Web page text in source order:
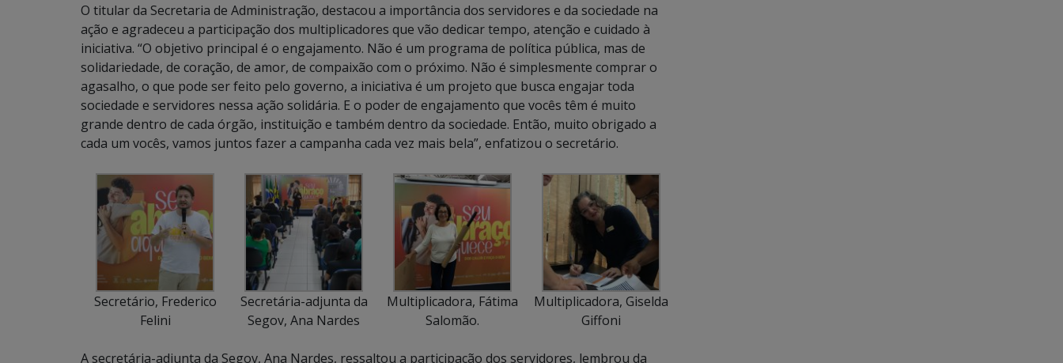
O titular da Secretaria de Administração, destacou a importância dos servidores e da sociedade na
ação e agradeceu a participação dos multiplicadores que vão dedicar tempo, atenção e cuidado à
iniciativa. “O objetivo principal é o engajamento. Não é um programa de política pública, mas de
solidariedade, de coração, de amor, de compaixão com o próximo. Não é simplesmente comprar o
agasalho, o que pode ser feito pelo governo, a iniciativa é um projeto que busca engajar toda
sociedade e servidores nessa ação solidária. E o poder de engajamento que vocês têm é muito
grande dentro de cada órgão, instituição e também dentro da sociedade. Então, muito obrigado a
cada um vocês, vamos juntos fazer a campanha cada vez mais bela”, enfatizou o secretário.
Secretário, Frederico
Felini
Secretária-adjunta da
Segov, Ana Nardes
Multiplicadora, Fátima
Salomão.
Multiplicadora, Giselda
Giffoni
A secretária-adjunta da Segov, Ana Nardes, ressaltou a participação dos servidores, lembrou da